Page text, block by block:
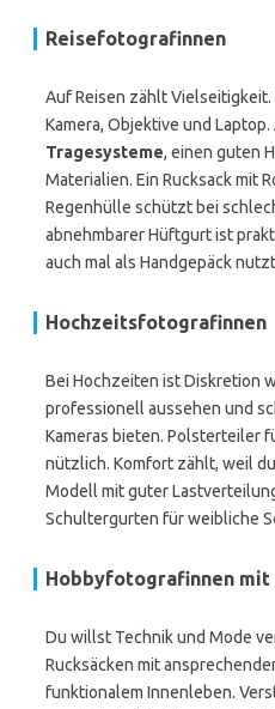
Reisefotografinnen
Auf Reisen zählt
Kamera, Objektive und
Tragesysteme, einen guten
Materialien. Ein Rucksack mit
Regenhülle schützt bei
abnehmbarer Hüftgurt ist
auch mal als Handgepäck
Hochzeitsfotografinnen
Bei Hochzeiten ist Diskretion
professionell aussehen und
Kameras bieten. Polsterteiler
nützlich. Komfort zählt, weil
Modell mit guter
Schultergurten für weibliche
Hobbyfotografinnen mit
Du willst Technik und Mode
Rucksäcken mit
funktionalem Innenleben.